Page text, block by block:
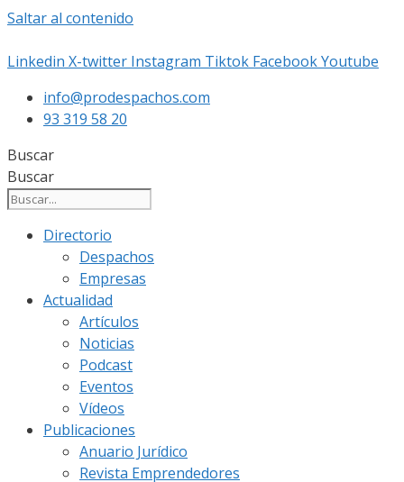
Saltar al contenido
Linkedin X-twitter Instagram Tiktok FacebookYoutube
info@prodespachos.com
93 319 58 20
Buscar
Buscar
Directorio
Despachos
Empresas
Actualidad
Artículos
Noticias
Podcast
Eventos
Vídeos
Publicaciones
Anuario Jurídico
Revista Emprendedores